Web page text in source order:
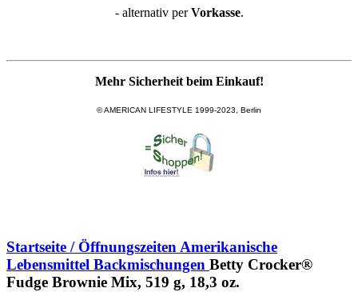
- alternativ perVorkasse.
Mehr Sicherheit beim Einkauf!
© AMERICAN LIFESTYLE 1999-2023, Berlin
Startseite / Öffnungszeiten Amerikanische
Lebensmittel Backmischungen Betty Crocker®
Fudge Brownie Mix, 519 g, 18,3 oz.